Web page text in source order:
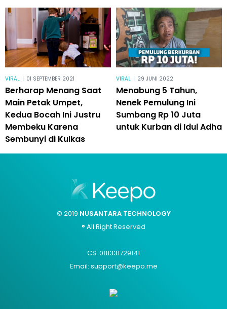
VIRAL | 01 SEPTEMBER 2021
Berharap Menang Saat
Main Petak Umpet,
Kedua Bocah Ini Justru
Membeku Karena
Sembunyi di Kulkas
VIRAL | 29 JUNI 2022
Menabung 5 Tahun,
Nenek Pemulung Ini
Sumbang Rp 10 Juta
untuk Kurban di Idul Adha
© 2019 NUSANTARA TECHNOLOGY
® All Right Reserved
CS: 081331729141
Email: support@keepo.me